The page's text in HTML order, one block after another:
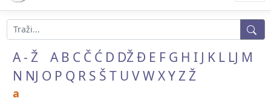
A - Ž A B C Č Ć D DŽĐ E F G H I J K L LJ M
N NJ O P Q R S Š T U VW XYZŽ
a